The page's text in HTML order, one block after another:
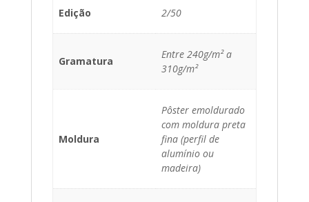
Edição 2/50
Gramatura
Entre 240g/m² a
310g/m²
Moldura
Pôster emoldurado
com moldura preta
fina (perfil de
alumínio ou
madeira)